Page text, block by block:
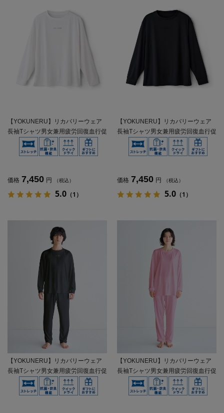
【YOKUNERU】リカバリーウェア
長袖Tシャツ男女兼用疲労回復血行促
進遠赤外線快眠NANOMIX(R)【一般
医療機器】SS～LLサイズ
価格 7,450 円 （税込）
5.0 （1）
【YOKUNERU】リカバリーウェア
長袖Tシャツ男女兼用疲労回復血行促
進遠赤外線快眠NANOMIX(R)【一般
医療機器】SS～LLサイズ
価格 7,450 円 （税込）
5.0 （1）
【YOKUNERU】リカバリーウェア
長袖Tシャツ男女兼用疲労回復血行促
進遠赤外線快眠NANOMIX(R)【一般
医療機器】SS～LLサイズ
【YOKUNERU】リカバリーウェア
長袖Tシャツ男女兼用疲労回復血行促
進遠赤外線快眠NANOMIX(R)【一般
医療機器】SS～LLサイズ